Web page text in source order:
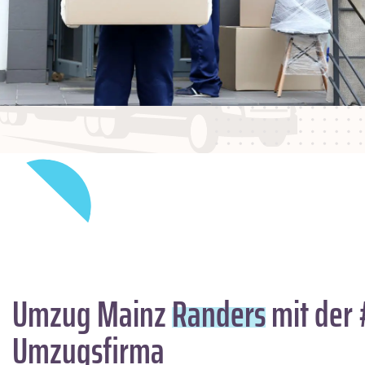
Umzug MainzRandersmit der
Umzugsfirma